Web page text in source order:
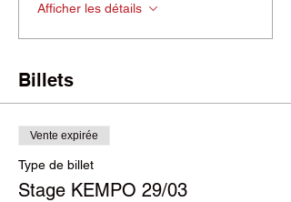
Afficher les détails
Billets
Vente expirée
Type de billet
Stage KEMPO 29/03